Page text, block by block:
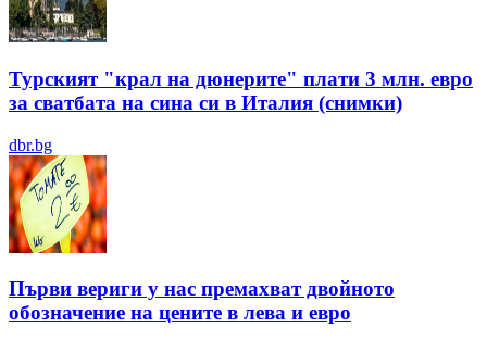
Турският "крал на дюнерите" плати 3 млн. евро
за сватбата на сина си в Италия (снимки)
dbr.bg
Първи вериги у нас премахват двойното
обозначение на цените в лева и евро